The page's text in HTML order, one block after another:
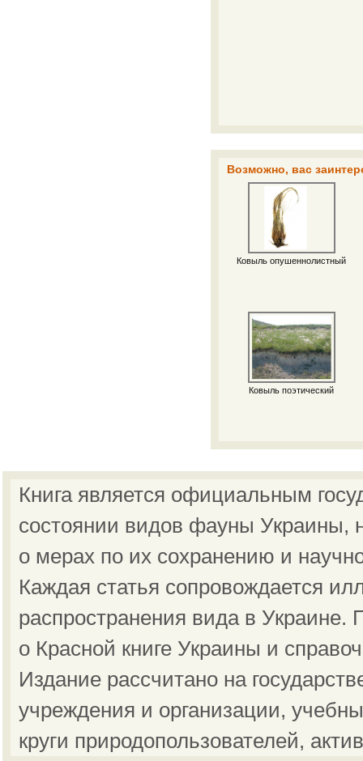
Возможно, вас
Ковыль опушеннолистный
Ковыль поэтический
Книга является официальным
состоянии видов фауны Украины,
о мерах по их сохранению и
Каждая статья сопровождается
распространения вида в
о Красной книге Украины и
Издание рассчитано на
учреждения и организации,
круги природопользователей,